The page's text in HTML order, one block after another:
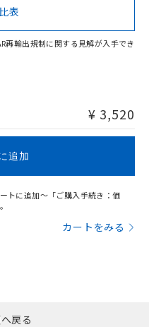
性があります。
表
再輸出規制に関する見解が入手でき
¥ 3,520
追加
トに追加～「ご購入手続き：価
カートをみる
戻る